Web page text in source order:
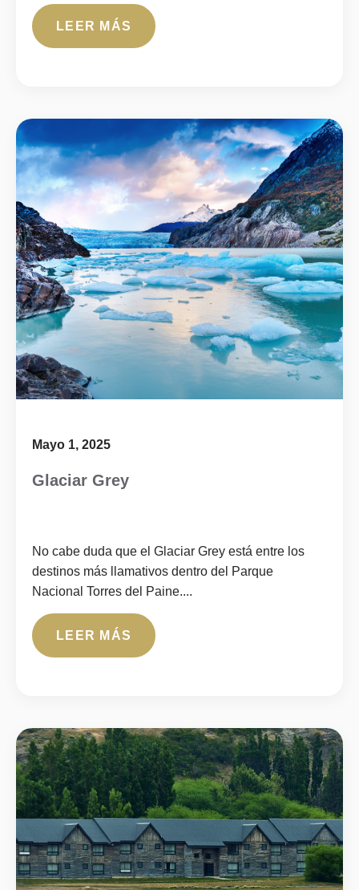
LEER MÁS
Mayo 1, 2025
Glaciar Grey
No cabe duda que el Glaciar Grey está entre los
destinos más llamativos dentro del Parque
Nacional Torres del Paine....
LEER MÁS